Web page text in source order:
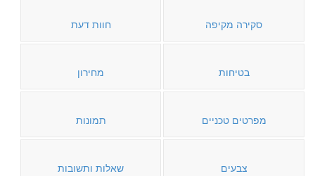
סקירה מקיפה חוות דעת
בטיחות מחירון
מפרטים טכניים תמונות
צבעים שאלות ותשובות